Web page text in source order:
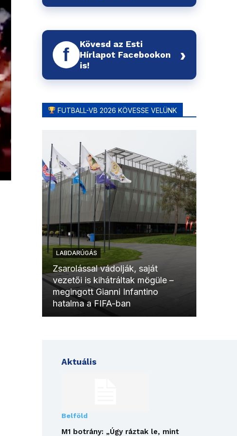
f
Kövesd az Esti
Hírlapot Facebookon
is!
›
FUTBALL-VB 2026 KÖVESSE VELÜNK
LABDARÚGÁS
Zsarolással vádolják, saját
vezetői is kihátráltak mögüle –
megingott Gianni Infantino
hatalma a FIFA-ban
Aktuális
Belföld
M1 botrány: „Úgy ráztak le, mint